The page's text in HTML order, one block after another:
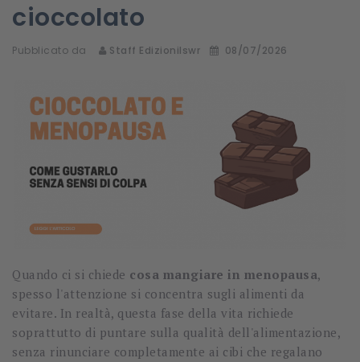
cioccolato
Pubblicato da Staff Edizionilswr 08/07/2026
Quando ci si chiede cosa mangiare in menopausa,
spesso l'attenzione si concentra sugli alimenti da
evitare. In realtà, questa fase della vita richiede
soprattutto di puntare sulla qualità dell'alimentazione,
senza rinunciare completamente ai cibi che regalano